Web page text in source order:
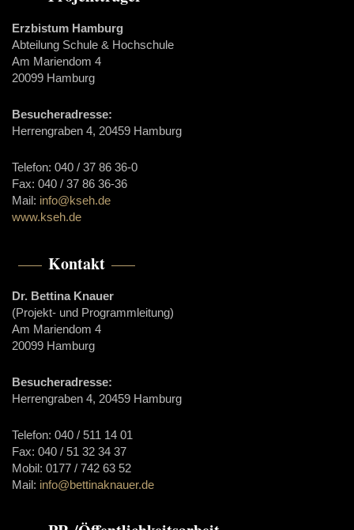
Erzbistum Hamburg
Abteilung Schule & Hochschule
Am Mariendom 4
20099 Hamburg
Besucheradresse:
Herrengraben 4, 20459 Hamburg
Telefon: 040 / 37 86 36-0
Fax: 040 / 37 86 36-36
Mail: info@kseh.de
www.kseh.de
Kontakt
Dr. Bettina Knauer
(Projekt- und Programmleitung)
Am Mariendom 4
20099 Hamburg
Besucheradresse:
Herrengraben 4, 20459 Hamburg
Telefon: 040 / 511 14 01
Fax: 040 / 51 32 34 37
Mobil: 0177 / 742 63 52
Mail: info@bettinaknauer.de